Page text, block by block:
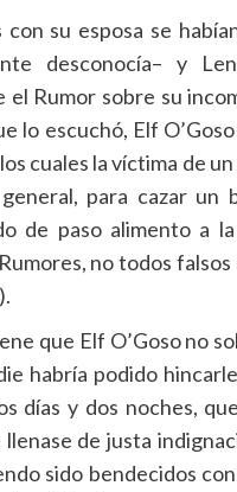
con su esposa se
desconocía– y
el Rumor sobre su
lo escuchó, Elf
cuales la víctima de
para cazar un
de paso alimento a
no todos
que Elf O’Goso no
habría podido
días y dos noches,
llenase de justa
sido bendecidos